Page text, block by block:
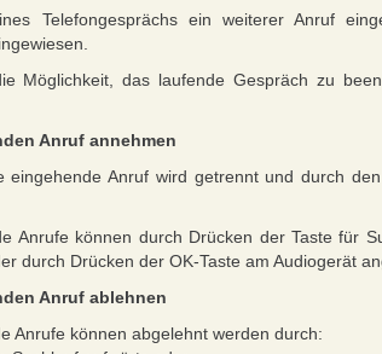
Telefongesprächs ein weiterer Anruf
Möglichkeit, das laufende Gespräch zu
Anruf annehmen
eingehende Anruf wird getrennt und durch
Anrufe können durch Drücken der Taste für
durch Drücken der OK-Taste am Audiogerät
Anruf ablehnen
Anrufe können abgelehnt werden durch: